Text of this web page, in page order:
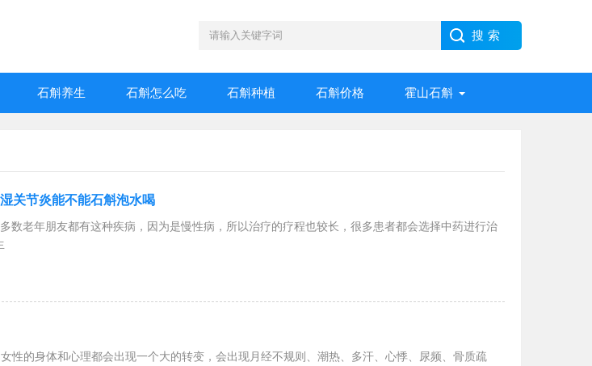
石斛养生 石斛怎么吃 石斛种植 石斛价格 霍山石斛
关节炎能不能石斛泡水喝
数老年朋友都有这种疾病，因为是慢性病，所以治疗的疗程也较长，很多患者都会选择中药进行治
的身体和心理都会出现一个大的转变，会出现月经不规则、潮热、多汗、心悸、尿频、骨质疏